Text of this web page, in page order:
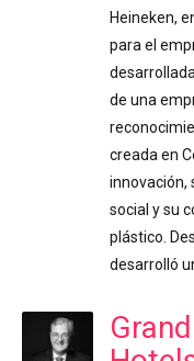
Heineken,
para el
de una
creada en
innovación,
social y su
plástico.
desarrolló